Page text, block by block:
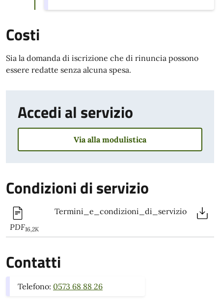
Costi
Sia la domanda di iscrizione che di rinuncia possono
essere redatte senza alcuna spesa.
Accedi al servizio
Via alla modulistica
Condizioni di servizio
PDF16,2K
Termini_e_condizioni_di_servizio
Contatti
Telefono: 0573 68 88 26